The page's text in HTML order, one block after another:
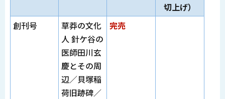
切上げ）
創刊号
草莽の文化
人 針ケ谷の
医師田川玄
慶とその周
辺／貝塚稲
荷旧跡碑／
完売